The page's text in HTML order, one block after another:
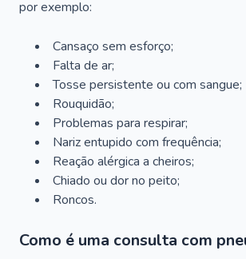
por exemplo:
Cansaço sem esforço;
Falta de ar;
Tosse persistente ou com sangue;
Rouquidão;
Problemas para respirar;
Nariz entupido com frequência;
Reação alérgica a cheiros;
Chiado ou dor no peito;
Roncos.
Como é uma consulta com